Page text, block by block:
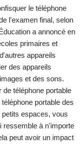
le téléphone
l'examen final, selon
a annoncé en
primaires et
appareils
des appareils
et des sons.
téléphone portable
portable des
espaces, vous
ressemble à n'importe
peut avoir un impact